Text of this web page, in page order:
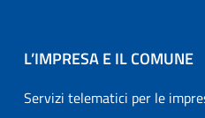
L’IMPRESA E IL COMUNE
Servizi telematici per le